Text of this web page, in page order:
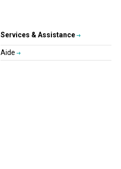
Services & Assistance
Aide